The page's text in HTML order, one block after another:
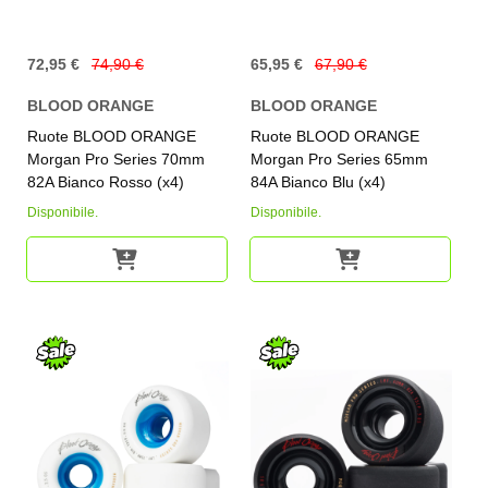
72,95 € 74,90 €
BLOOD ORANGE
Ruote BLOOD ORANGE
Morgan Pro Series 70mm
82A Bianco Rosso (x4)
Disponibile.
65,95 € 67,90 €
BLOOD ORANGE
Ruote BLOOD ORANGE
Morgan Pro Series 65mm
84A Bianco Blu (x4)
Disponibile.